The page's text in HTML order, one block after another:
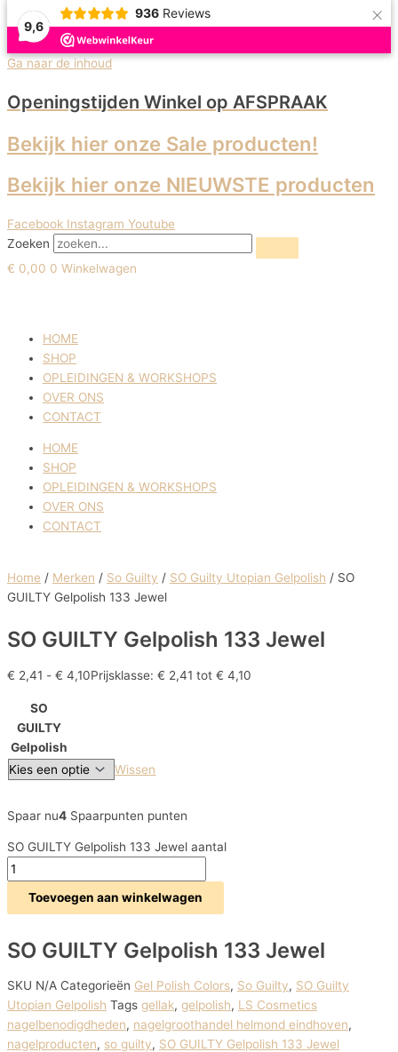
9,6
936 Reviews ×
Ga naar de inhoud
Openingstijden Winkel op AFSPRAAK
Bekijk hier onze Sale producten!
Bekijk hier onze NIEUWSTE producten
Facebook Instagram Youtube
Zoeken
€ 0,00 0 Winkelwagen
HOME
SHOP
OPLEIDINGEN & WORKSHOPS
OVER ONS
CONTACT
HOME
SHOP
OPLEIDINGEN & WORKSHOPS
OVER ONS
CONTACT
Uitverkoop!
Home / Merken / So Guilty / SO Guilty Utopian Gelpolish / SO
GUILTY Gelpolish 133 Jewel
SO GUILTY Gelpolish 133 Jewel
€ 2,41 - € 4,10Prijsklasse: € 2,41 tot € 4,10
SO
GUILTY
Gelpolish
Wissen
Spaar nu4 Spaarpunten punten
SO GUILTY Gelpolish 133 Jewel aantal
Toevoegen aan winkelwagen
SO GUILTY Gelpolish 133 Jewel
SKU N/A Categorieën Gel Polish Colors, So Guilty, SO Guilty
Utopian Gelpolish Tags gellak, gelpolish, LS Cosmetics
nagelbenodigdheden, nagelgroothandel helmond eindhoven,
nagelproducten, so guilty, SO GUILTY Gelpolish 133 Jewel